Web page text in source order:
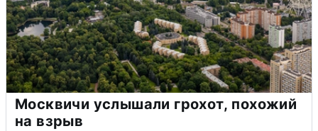
Москвичи услышали грохот, похожий
на взрыв